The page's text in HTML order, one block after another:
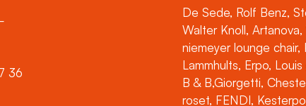
36
De Sede, Rolf Benz,
Walter Knoll,
niemeyer lounge
Lammhults, Erpo,
B & B,Giorgetti,
roset, FENDI,